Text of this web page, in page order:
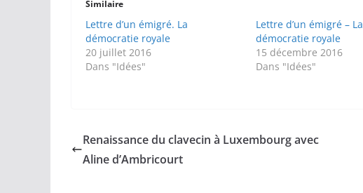
Similaire
Lettre d’un émigré. La
démocratie royale
20 juillet 2016
Dans "Idées"
Lettre d’un émigré – La
démocratie royale
15 décembre 2016
Dans "Idées"
Renaissance du clavecin à Luxembourg avec
Aline d’Ambricourt